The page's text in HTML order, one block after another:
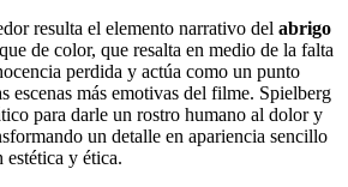
resulta el elemento narrativo del abrigo
de color, que resalta en medio de la falta
perdida y actúa como un punto
escenas más emotivas del filme. Spielberg
para darle un rostro humano al dolor y
un detalle en apariencia sencillo
y ética.